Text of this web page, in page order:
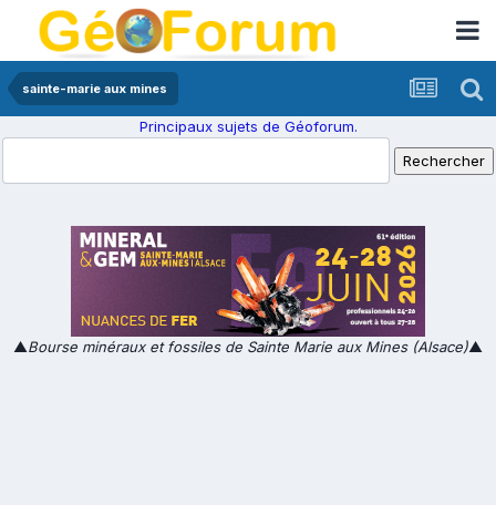
sainte-marie aux mines
Principaux sujets de Géoforum.
▲Bourse minéraux et fossiles de Sainte Marie aux Mines (Alsace)▲